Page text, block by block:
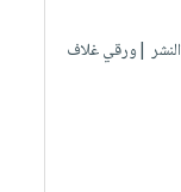
|ورقي غلاف